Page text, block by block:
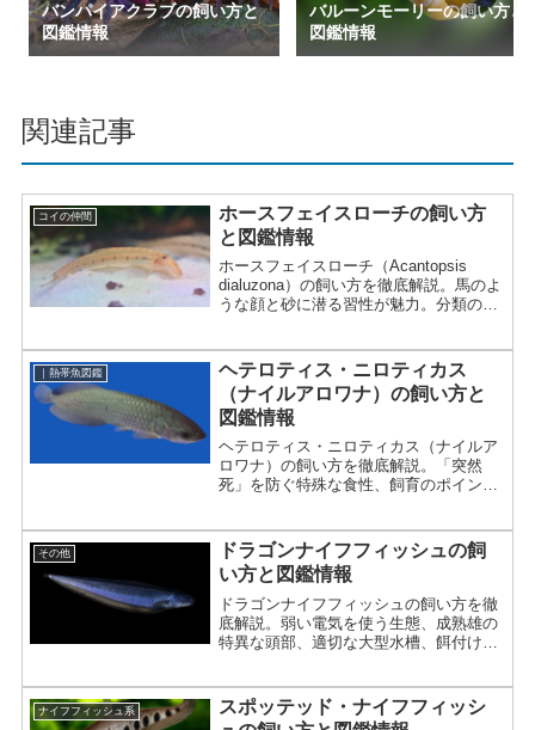
バンパイアクラブの飼い方と
図鑑情報
バルーンモーリーの飼い方と
図鑑情報
関連記事
コイの仲間
ホースフェイスローチの飼い方
と図鑑情報
ホースフェイスローチ（Acantopsis
dialuzona）の飼い方を徹底解説。馬のよ
うな顔と砂に潜る習性が魅力。分類の真
｜熱帯魚図鑑
ヘテロティス・ニロティカス
（ナイルアロワナ）の飼い方と
図鑑情報
ヘテロティス・ニロティカス（ナイルア
ロワナ）の飼い方を徹底解説。「突然
死」を防ぐ特殊な食性、飼育のポイント
その他
ドラゴンナイフフィッシュの飼
い方と図鑑情報
ドラゴンナイフフィッシュの飼い方を徹
底解説。弱い電気を使う生態、成熟雄の
特異な頭部、適切な大型水槽、餌付け、
ナイフフィッシュ系
スポッテッド・ナイフフィッシ